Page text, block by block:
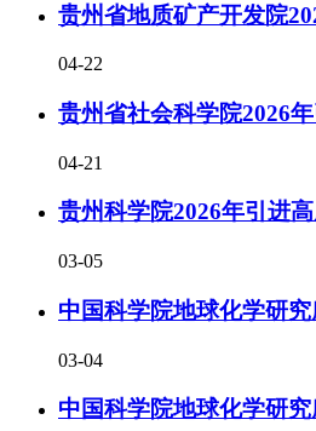
贵州省地质矿产开发院
04-22
贵州省社会科学院2026
04-21
贵州科学院2026年引进
03-05
中国科学院地球化学研
03-04
中国科学院地球化学研